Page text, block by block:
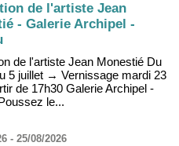
de l'artiste Jean
- Galerie Archipel -
de l'artiste Jean Monestié Du
5 juillet → Vernissage mardi 23
de 17h30 Galerie Archipel -
le...
- 25/08/2026